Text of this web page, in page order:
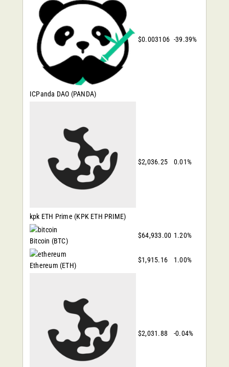
ICPanda DAO (PANDA)
$0.003106 -39.39%
kpk ETH Prime (KPK ETH PRIME)
$2,036.25 0.01%
Bitcoin (BTC)
$64,933.00 1.20%
Ethereum (ETH)
$1,915.16 1.00%
$2,031.88 -0.04%